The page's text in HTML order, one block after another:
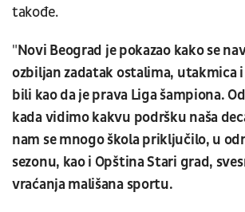
takođe.
"Novi Beograd je pokazao kako se
ozbiljan zadatak ostalima, utakmica
bili kao da je prava Liga šampiona.
kada vidimo kakvu podršku naša
nam se mnogo škola priključilo, u
sezonu, kao i Opština Stari grad,
vraćanja mališana sportu.